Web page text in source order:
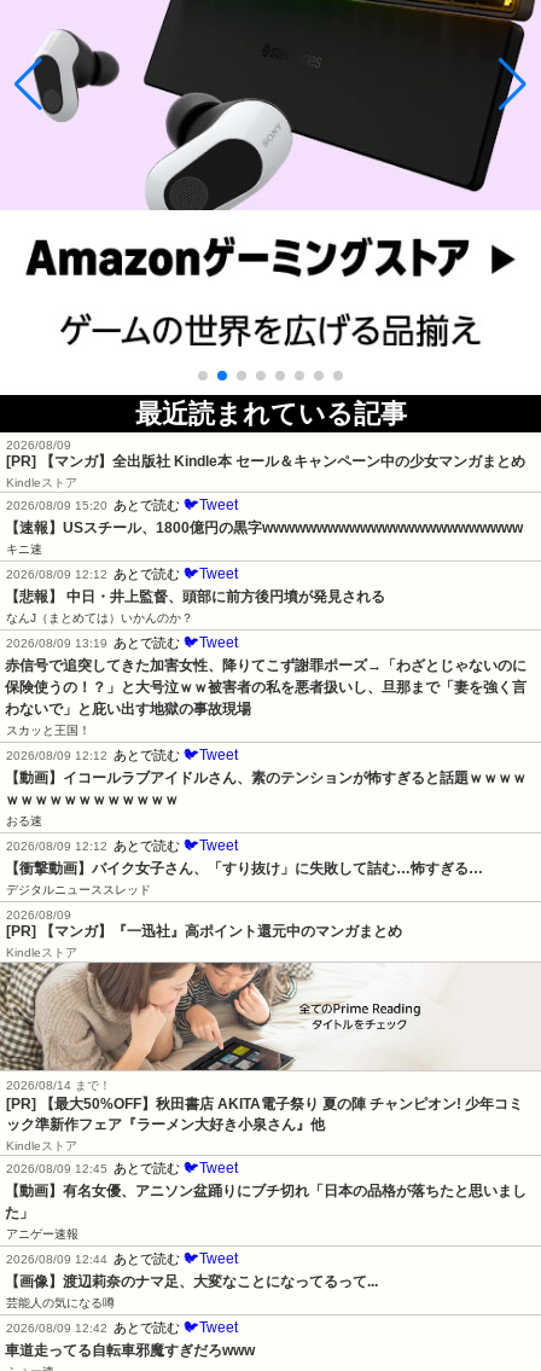
最近読まれている記事
2026/08/09
[PR] 【マンガ】全出版社 Kindle本 セール＆キャンペーン中の少女マンガまとめ
Kindleストア
2026/08/09 15:20
あとで読む 🐦Tweet
【速報】USスチール、1800億円の黒字wwwwwwwwwwwwwwwwwwwwwwww
キニ速
2026/08/09 12:12
あとで読む 🐦Tweet
【悲報】 中日・井上監督、頭部に前方後円墳が発見される
なんJ（まとめては）いかんのか？
2026/08/09 13:19
あとで読む 🐦Tweet
赤信号で追突してきた加害女性、降りてこず謝罪ポーズ→「わざとじゃないのに
保険使うの！？」と大号泣ｗｗ被害者の私を悪者扱いし、旦那まで「妻を強く言
わないで」と庇い出す地獄の事故現場
スカッと王国！
2026/08/09 12:12
あとで読む 🐦Tweet
【動画】イコールラブアイドルさん、素のテンションが怖すぎると話題ｗｗｗｗ
ｗｗｗｗｗｗｗｗｗｗｗｗ
おる速
2026/08/09 12:12
あとで読む 🐦Tweet
【衝撃動画】バイク女子さん、「すり抜け」に失敗して詰む…怖すぎる…
デジタルニューススレッド
2026/08/09
[PR] 【マンガ】『一迅社』高ポイント還元中のマンガまとめ
Kindleストア
2026/08/14 まで！
[PR] 【最大50%OFF】秋田書店 AKITA電子祭り 夏の陣 チャンピオン! 少年コミ
ック準新作フェア『ラーメン大好き小泉さん』他
Kindleストア
2026/08/09 12:45
あとで読む 🐦Tweet
【動画】有名女優、アニソン盆踊りにブチ切れ「日本の品格が落ちたと思いまし
た」
アニゲー速報
2026/08/09 12:44 あとで読む 🐦Tweet
【画像】渡辺莉奈のナマ足、大変なことになってるって...
芸能人の気になる噂
2026/08/09 12:42
あとで読む 🐦Tweet
車道走ってる自転車邪魔すぎだろwww